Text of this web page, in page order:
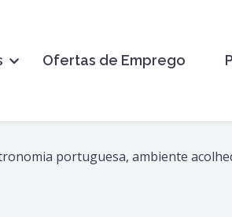
Ofertas de Emprego